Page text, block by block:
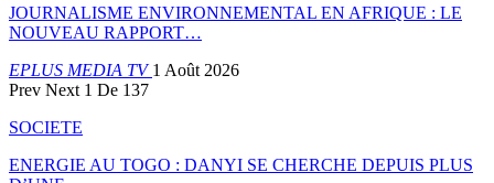
JOURNALISME ENVIRONNEMENTAL EN AFRIQUE : LE
NOUVEAU RAPPORT…
EPLUS MEDIA TV1 Août 2026
Prev Next 1 De 137
SOCIETE
ENERGIE AU TOGO : DANYI SE CHERCHE DEPUIS PLUS